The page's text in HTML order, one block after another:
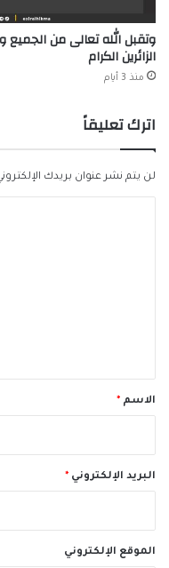
وتقبل الله تعالى من الجميع
الزائرين الكرام
منذ 3 أيام
اترك تعليقاً
لن يتم نشر عنوان بريدك
*الاسم *
البريد الإلكتروني *
الموقع الإلكتروني